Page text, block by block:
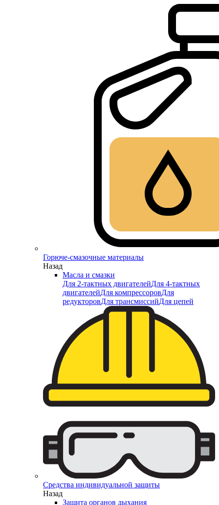
Горюче-смазочные материалы
Назад
Масла и смазки
Для 2-тактных двигателейДля 4-тактных
двигателейДля компрессоровДля
редукторовДля трансмиссийДля цепей
Средства индивидуальной защиты
Назад
Защита органов дыхания